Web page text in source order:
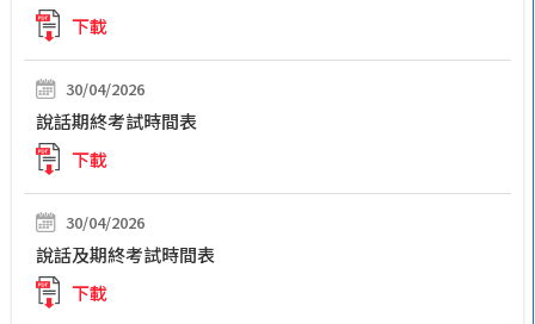
下載
30/04/2026
說話期終考試時間表
下載
30/04/2026
說話及期終考試時間表
下載